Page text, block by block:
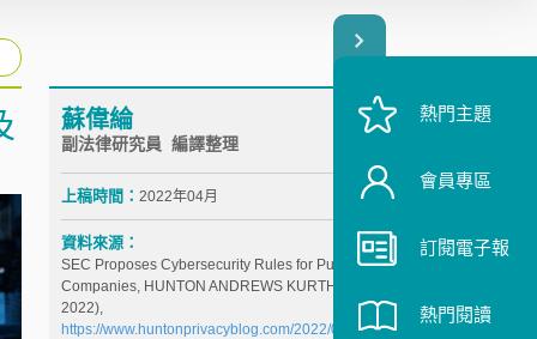
蘇偉綸
副法律研究員 編譯整理
上稿時間： 2022年04月
資料來源：
SEC Proposes Cybersecurity Rules for Public
Companies, HUNTON ANDREWS KURTH(Mar. 11,
2022),
https://www.huntonprivacyblog.com/2022/03/11/sec-
熱門主題
會員專區
訂閱電子報
熱門閱讀